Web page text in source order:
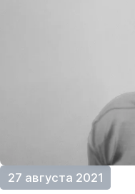
27 августа 2021